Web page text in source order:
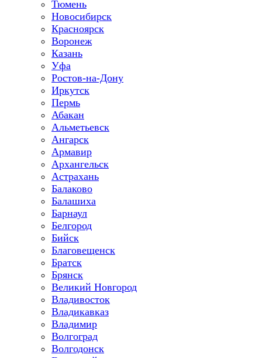
Тюмень
Новосибирск
Красноярск
Воронеж
Казань
Уфа
Ростов-на-Дону
Иркутск
Пермь
Абакан
Альметьевск
Ангарск
Армавир
Архангельск
Астрахань
Балаково
Балашиха
Барнаул
Белгород
Бийск
Благовещенск
Братск
Брянск
Великий Новгород
Владивосток
Владикавказ
Владимир
Волгоград
Волгодонск